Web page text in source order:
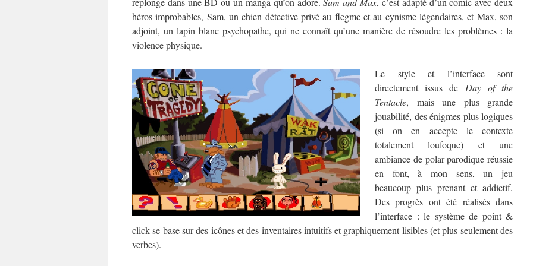
héros improbables, Sam, un chien détective privé au flegme et au cynisme légendaires, et Max, son
adjoint, un lapin blanc psychopathe, qui ne connaît qu’une manière de résoudre les problèmes : la
violence physique.
Le style et l’interface sont
directement issus de Day of the
Tentacle, mais une plus grande
jouabilité, des énigmes plus logiques
(si on en accepte le contexte
totalement loufoque) et une
ambiance de polar parodique réussie
en font, à mon sens, un jeu
beaucoup plus prenant et addictif.
Des progrès ont été réalisés dans
l’interface : le système de point &
click se base sur des icônes et des inventaires intuitifs et graphiquement lisibles (et plus seulement des
verbes).